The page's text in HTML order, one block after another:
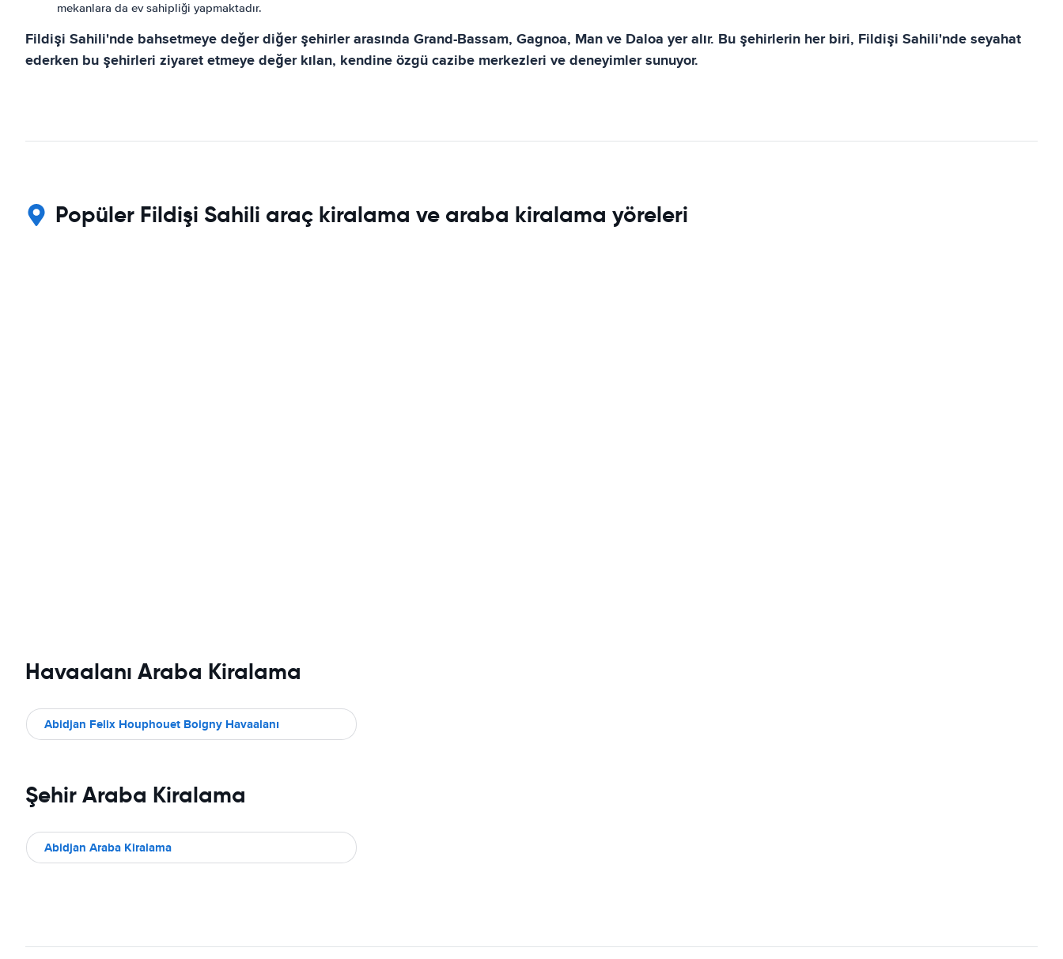
mekanlara da ev sahipliği yapmaktadır.
Fildişi Sahili'nde bahsetmeye değer diğer şehirler arasında Grand-Bassam, Gagnoa, Man ve Daloa yer alır. Bu şehirlerin her biri, Fildişi Sahili'nde seyahat
ederken bu şehirleri ziyaret etmeye değer kılan, kendine özgü cazibe merkezleri ve deneyimler sunuyor.
Popüler Fildişi Sahili araç kiralama ve araba kiralama yöreleri
Havaalanı Araba Kiralama
Abidjan Felix Houphouet Boigny Havaalanı
Şehir Araba Kiralama
Abidjan Araba Kiralama